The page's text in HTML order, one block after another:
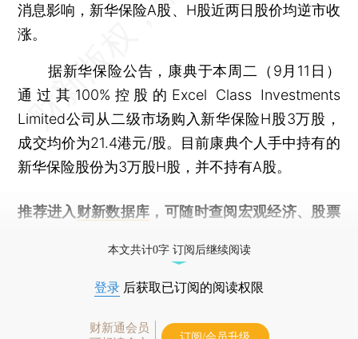
消息影响，新华保险A股、H股近两日股价均逆市收
涨。
据新华保险公告，康典于本周二（9月11日）
通过其100%控股的Excel Class Investments
Limited公司从二级市场购入新华保险H股3万股，
成交均价为21.4港元/股。目前康典个人手中持有的
新华保险股份为3万股H股，并不持有A股。
推荐进入 财新数据库 ，可随时查阅宏观经济、股票
本文共计0字 订阅后继续阅读
登录 后获取已订阅的阅读权限
财新通会员